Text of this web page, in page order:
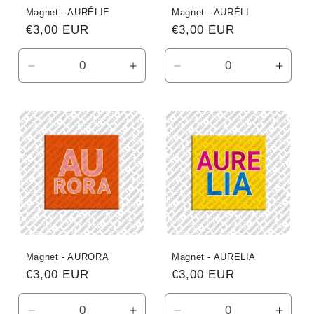
Magnet - AURÉLIE
Normaler
Preis
€3,00 EUR
Verringere
die
für
Default
Title
Erhöhe
die
für
Default
Title
Magnet - AURÉLI
Normaler
Preis
€3,00 EUR
Verringere
die
für
Default
Title
die
für
Title
Magnet - AURORA
Normaler
Preis
€3,00 EUR
Magnet - AURELIA
Normaler
Preis
€3,00 EUR